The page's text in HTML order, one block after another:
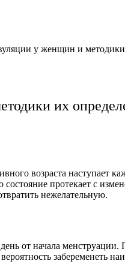
у женщин и методики
их
возраста наступает
протекает с
нежелательную.
от начала
забеременеть